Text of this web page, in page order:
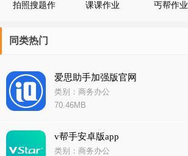
拍照搜题作
课课作业 丐帮作业
同类热门
爱思助手加强版官网
类别：商务办公
70.46MB
v帮手安卓版app
类别：商务办公